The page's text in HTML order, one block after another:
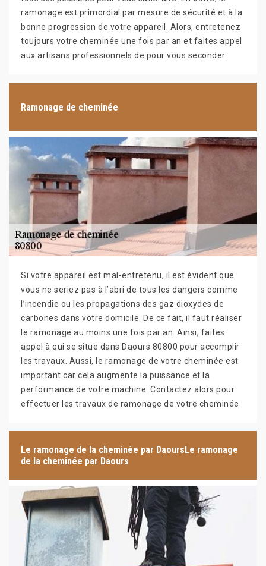
ramonage est primordial par mesure de sécurité et à la
bonne progression de votre appareil. Alors, entretenez
toujours votre cheminée une fois par an et faites appel
aux artisans professionnels de pour vous seconder.
Ramonage de cheminée
Si votre appareil est mal-entretenu, il est évident que
vous ne seriez pas à l’abri de tous les dangers comme
l’incendie ou les propagations des gaz dioxydes de
carbones dans votre domicile. De ce fait, il faut réaliser
le ramonage au moins une fois par an. Ainsi, faites
appel à qui se situe dans Daours 80800 pour accomplir
les travaux. Aussi, le ramonage de votre cheminée est
important car cela augmente la puissance et la
performance de votre machine. Contactez alors pour
effectuer les travaux de ramonage de votre cheminée.
Le ramonage de la cheminée par DaoursLe ramonage
de la cheminée par Daours